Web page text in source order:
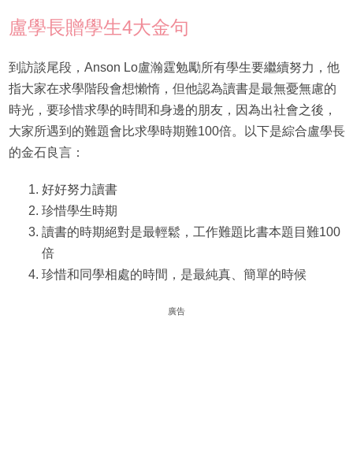
盧學長贈學生4大金句
到訪談尾段，Anson Lo盧瀚霆勉勵所有學生要繼續努力，他
指大家在求學階段會想懶惰，但他認為讀書是最無憂無慮的
時光，要珍惜求學的時間和身邊的朋友，因為出社會之後，
大家所遇到的難題會比求學時期難100倍。以下是綜合盧學長
的金石良言：
好好努力讀書
珍惜學生時期
讀書的時期絕對是最輕鬆，工作難題比書本題目難100
倍
珍惜和同學相處的時間，是最純真、簡單的時候
廣告